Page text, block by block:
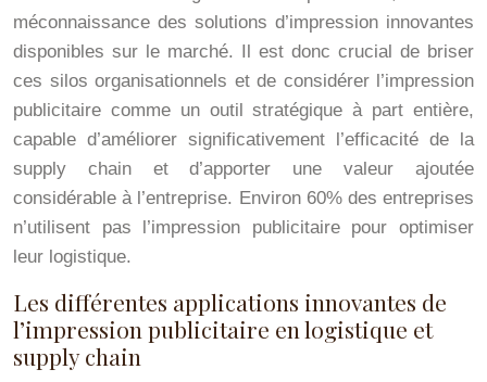
méconnaissance des solutions d’impression innovantes
disponibles sur le marché. Il est donc crucial de briser
ces silos organisationnels et de considérer l’impression
publicitaire comme un outil stratégique à part entière,
capable d’améliorer significativement l’efficacité de la
supply chain et d’apporter une valeur ajoutée
considérable à l’entreprise. Environ 60% des entreprises
n’utilisent pas l’impression publicitaire pour optimiser
leur logistique.
Les différentes applications innovantes de
l’impression publicitaire en logistique et
supply chain